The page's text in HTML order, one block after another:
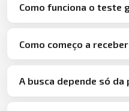
Como funciona o teste
Como começo a
A busca depende só